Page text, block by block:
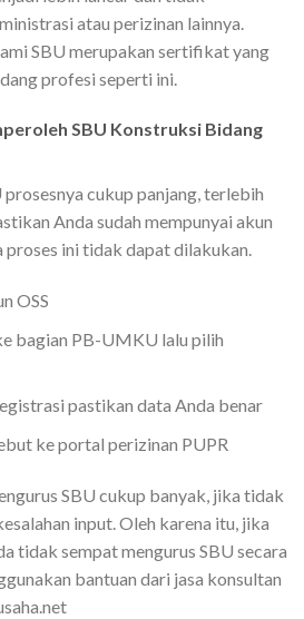
atau perizinan lainnya.
SBU merupakan sertifikat yang
profesi seperti ini.
SBU Konstruksi Bidang
prosesnya cukup panjang, terlebih
Anda sudah mempunyai akun
proses ini tidak dapat dilakukan.
OSS
bagian PB-UMKU lalu pilih
pastikan data Anda benar
ke portal perizinan PUPR
SBU cukup banyak, jika tidak
input. Oleh karena itu, jika
tidak sempat mengurus SBU secara
bantuan dari jasa konsultan